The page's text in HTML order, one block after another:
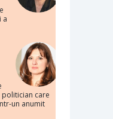
a
politician care
un anumit